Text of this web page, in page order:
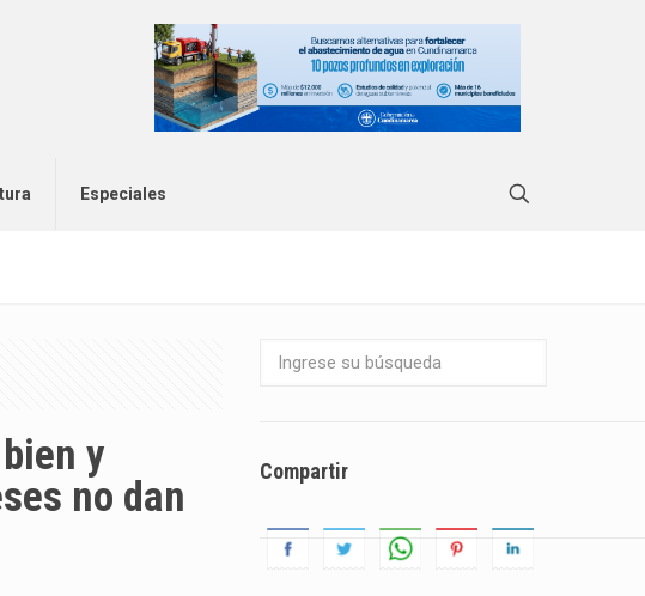
Especiales
y
no dan
Compartir